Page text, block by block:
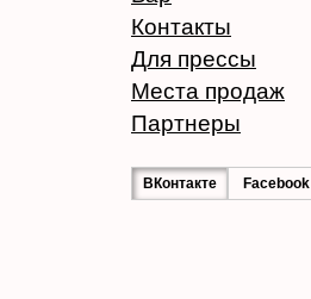
Контакты
Для прессы
Места продаж
Партнеры
ВКонтакте Facebook